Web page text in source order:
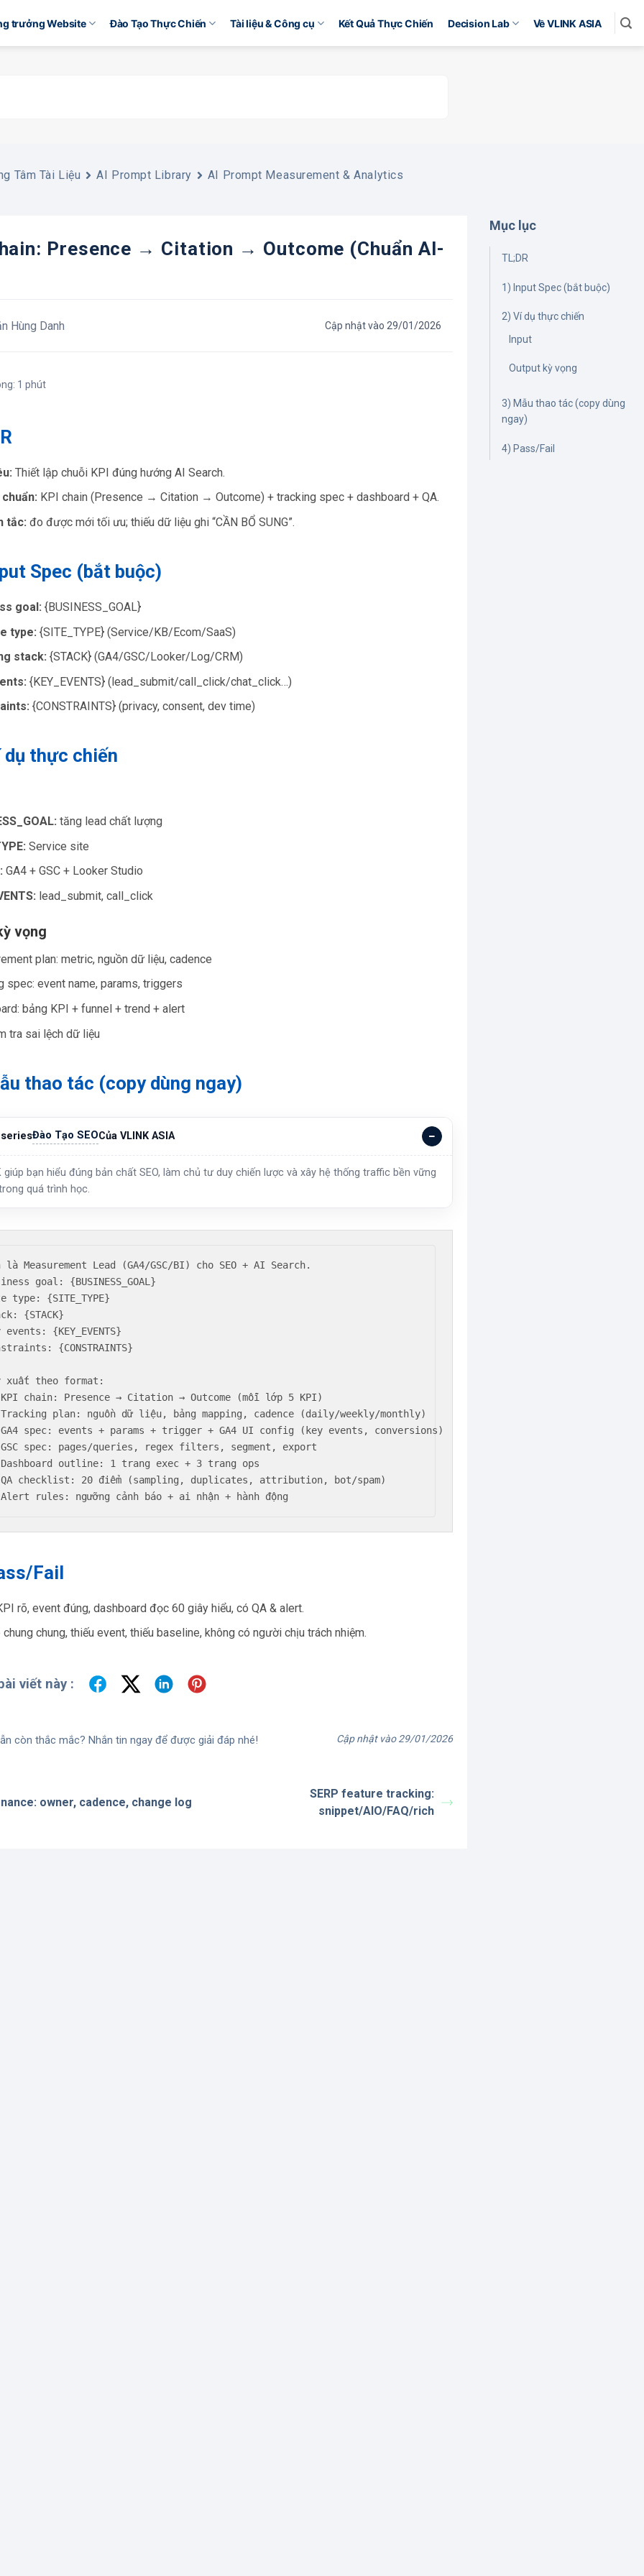
trưởng Website Đào Tạo Thực Chiến Tài liệu & Công cụ Kết Quả Thực Chiến Decision Lab Về VLINK ASIA
Tâm Tài Liệu AI Prompt Library AI Prompt Measurement & Analytics
Presence → Citation → Outcome (chuẩn AI-
Hùng Danh Cập nhật vào 29/01/2026
1 phút
Thiết lập chuỗi KPI đúng hướng AI Search.
KPI chain (Presence → Citation → Outcome) + tracking spec + dashboard + QA.
tắc: đo được mới tối ưu; thiếu dữ liệu ghi “CẦN BỔ SUNG”.
Spec (bắt buộc)
goal: {BUSINESS_GOAL}
type: {SITE_TYPE} (Service/KB/Ecom/SaaS)
stack: {STACK} (GA4/GSC/Looker/Log/CRM)
{KEY_EVENTS} (lead_submit/call_click/chat_click…)
{CONSTRAINTS} (privacy, consent, dev time)
dụ thực chiến
tăng lead chất lượng
Service site
GA4 + GSC + Looker Studio
lead_submit, call_click
vọng
plan: metric, nguồn dữ liệu, cadence
spec: event name, params, triggers
bảng KPI + funnel + trend + alert
tra sai lệch dữ liệu
thao tác (copy dùng ngay)
Đào Tạo SEOCủa VLINK ASIA
giúp bạn hiểu đúng bản chất SEO, làm chủ tư duy chiến lược và xây hệ thống traffic bền vững
quá trình học.
là Measurement Lead (GA4/GSC/BI) cho SEO + AI Search.
goal: {BUSINESS_GOAL}
type: {SITE_TYPE}
{STACK}
events: {KEY_EVENTS}
{CONSTRAINTS}
xuất theo format:
chain: Presence → Citation → Outcome (mỗi lớp 5 KPI)
plan: nguồn dữ liệu, bảng mapping, cadence (daily/weekly/monthly)
spec: events + params + trigger + GA4 UI config (key events, conversions)
spec: pages/queries, regex filters, segment, export
outline: 1 trang exec + 3 trang ops
checklist: 20 điểm (sampling, duplicates, attribution, bot/spam)
rules: ngưỡng cảnh báo + ai nhận + hành động
Fail
rõ, event đúng, dashboard đọc 60 giây hiểu, có QA & alert.
chung, thiếu event, thiếu baseline, không có người chịu trách nhiệm.
viết này :
còn thắc mắc? Nhắn tin ngay để được giải đáp nhé! Cập nhật vào 29/01/2026
owner, cadence, change log
SERP feature tracking:
snippet/AIO/FAQ/rich
Mục lục
TL;DR
1) Input Spec (bắt buộc)
2) Ví dụ thực chiến
Input
Output kỳ vọng
3) Mẫu thao tác (copy dùng
ngay)
4) Pass/Fail